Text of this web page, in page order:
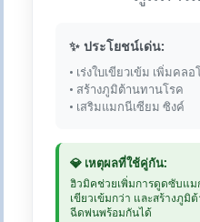
✨ ประโยชน์เด่น:
• เร่งใบเขียวเข้ม เพิ่มคล
• สร้างภูมิต้านทานโรค
• เสริมแมกนีเซียม ซิงค์
💎 เหตุผลที่ใช้คู่กัน:
ฮิวมิคช่วยเพิ่มการดูดซับแม
เขียวเข้มกว่า และสร้างภูมิ
ฉีดพ่นพร้อมกันได้